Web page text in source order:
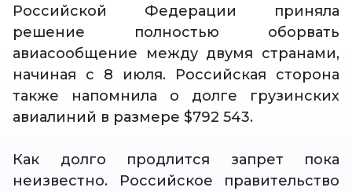
Российской Федерации приняла
решение полностью оборвать
авиасообщение между двумя странами,
начиная с 8 июля. Российская сторона
также напомнила о долге грузинских
авиалиний в размере $792 543.
Как долго продлится запрет пока
неизвестно. Российское правительство